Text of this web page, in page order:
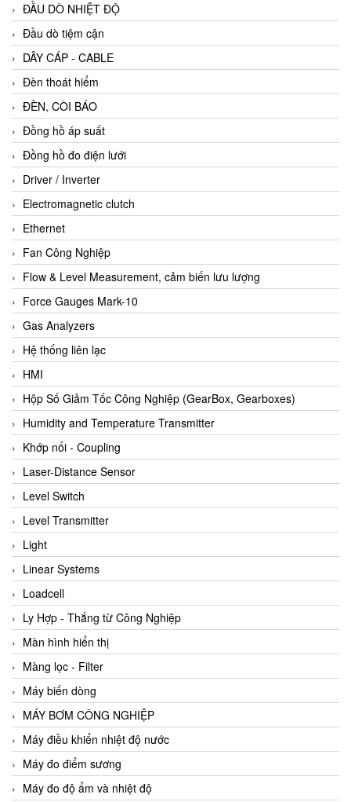
ĐẦU DÒ NHIỆT ĐỘ
Đầu dò tiệm cận
DÂY CÁP - CABLE
Đèn thoát hiểm
ĐÈN, CÒI BÁO
Đồng hồ áp suất
Đồng hồ đo điện lưới
Driver / Inverter
Electromagnetic clutch
Ethernet
Fan Công Nghiệp
Flow & Level Measurement, cảm biến lưu lượng
Force Gauges Mark-10
Gas Analyzers
Hệ thống liên lạc
HMI
Hộp Số Giảm Tốc Công Nghiệp (GearBox, Gearboxes)
Humidity and Temperature Transmitter
Khớp nối - Coupling
Laser-Distance Sensor
Level Switch
Level Transmitter
Light
Linear Systems
Loadcell
Ly Hợp - Thắng từ Công Nghiệp
Màn hình hiển thị
Màng lọc - Filter
Máy biến dòng
MÁY BƠM CÔNG NGHIỆP
Máy điều khiển nhiệt độ nước
Máy đo điểm sương
Máy đo độ ẩm và nhiệt độ